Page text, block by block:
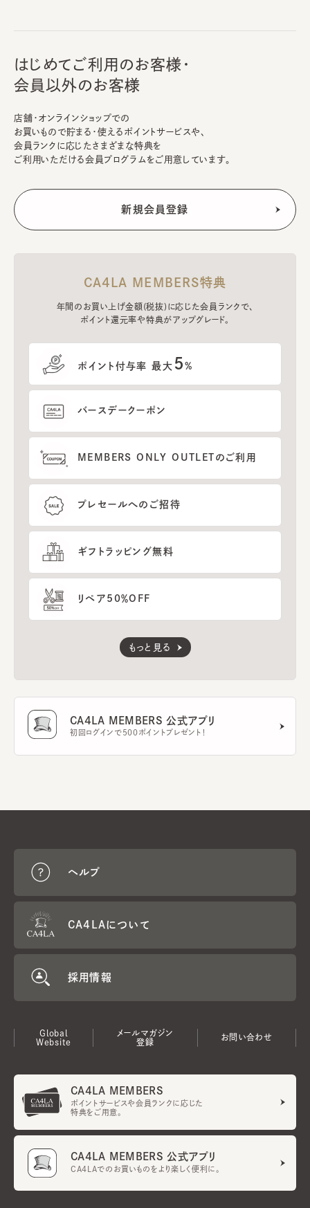
はじめてご利用のお客様・
会員以外のお客様
店舗・オンラインショップでの
お買いもので貯まる・使えるポイントサービスや、
会員ランクに応じたさまざまな特典を
ご利用いただける会員プログラムをご用意しています。
CA4LA MEMBERS特典
年間のお買い上げ金額(税抜)に応じた会員ランクで、
ポイント還元率や特典がアップグレード。
ポイント付与率 最大 5%
バースデークーポン
MEMBERS ONLY OUTLETのご利用
プレセールへのご招待
ギフトラッピング無料
リペア50％OFF
もっと見る
CA4LA MEMBERS 公式アプリ
初回ログインで500ポイントプレゼント！
ヘルプ
CA4LAについて
採用情報
Global
Website
メールマガジン
登録
お問い合わせ
CA4LA MEMBERS
ポイントサービスや会員ランクに応じた
特典をご用意。
CA4LA MEMBERS 公式アプリ
CA4LAでのお買いものをより楽しく便利に。